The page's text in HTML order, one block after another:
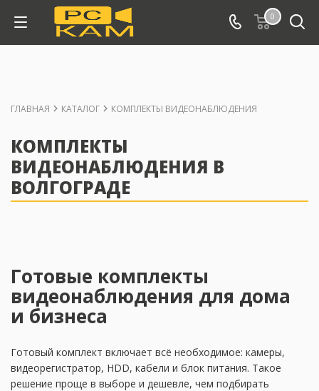
0
ГЛАВНАЯ КАТАЛОГ КОМПЛЕКТЫ ВИДЕОНАБЛЮДЕНИЯ
КОМПЛЕКТЫ
ВИДЕОНАБЛЮДЕНИЯ В
ВОЛГОГРАДЕ
Готовые комплекты
видеонаблюдения для дома
и бизнеса
Готовый комплект включает всё необходимое: камеры,
видеорегистратор, HDD, кабели и блок питания. Такое
решение проще в выборе и дешевле, чем подбирать